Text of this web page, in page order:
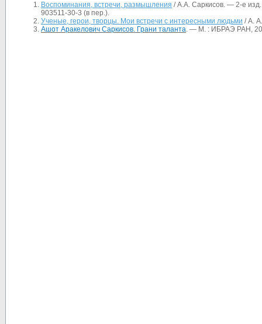
Воспоминания, встречи, размышления / А.А. Саркисов. — 2-е
903511-30-3 (в пер.).
Ученые, герои, творцы. Мои встречи с интересными людьми / А.
Ашот Аракелович Саркисов. Грани таланта. — М. : ИБРАЭ РАН,